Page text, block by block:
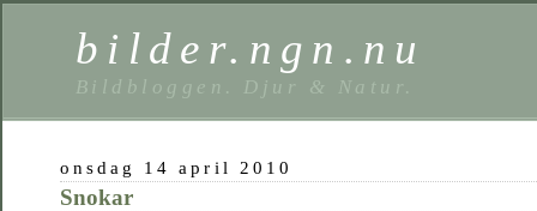
bilder.ngn.nu
Bildbloggen. Djur & Natur.
onsdag 14 april 2010
Snokar